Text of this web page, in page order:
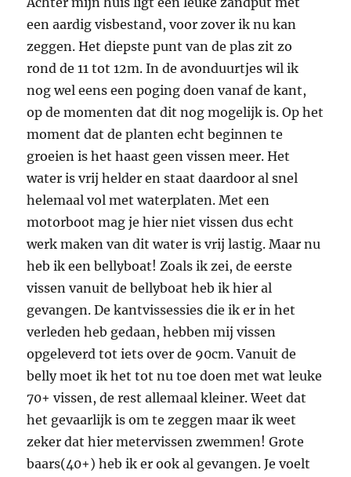
een aardig visbestand, voor zover ik nu kan
zeggen. Het diepste punt van de plas zit zo
rond de 11 tot 12m. In de avonduurtjes wil ik
nog wel eens een poging doen vanaf de kant,
op de momenten dat dit nog mogelijk is. Op het
moment dat de planten echt beginnen te
groeien is het haast geen vissen meer. Het
water is vrij helder en staat daardoor al snel
helemaal vol met waterplaten. Met een
motorboot mag je hier niet vissen dus echt
werk maken van dit water is vrij lastig. Maar nu
heb ik een bellyboat! Zoals ik zei, de eerste
vissen vanuit de bellyboat heb ik hier al
gevangen. De kantvissessies die ik er in het
verleden heb gedaan, hebben mij vissen
opgeleverd tot iets over de 90cm. Vanuit de
belly moet ik het tot nu toe doen met wat leuke
70+ vissen, de rest allemaal kleiner. Weet dat
het gevaarlijk is om te zeggen maar ik weet
zeker dat hier metervissen zwemmen! Grote
baars(40+) heb ik er ook al gevangen. Je voelt